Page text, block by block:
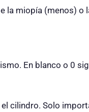
la miopía (menos) o
En blanco o 0
cilindro. Solo